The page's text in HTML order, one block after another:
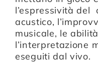
l’espressività
acustico,
musicale, le
l’interpretazione
eseguiti dal vivo.